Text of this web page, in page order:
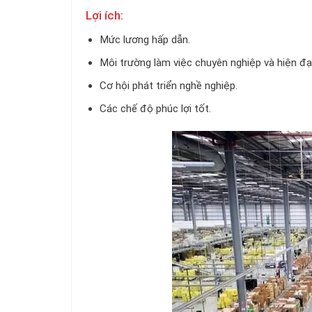
Lợi ích:
Mức lương hấp dẫn.
Môi trường làm việc chuyên nghiệp và hiện
Cơ hội phát triển nghề nghiệp.
Các chế độ phúc lợi tốt.